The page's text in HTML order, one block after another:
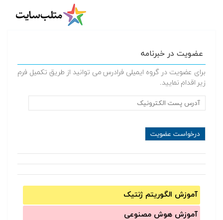
عضویت در خبرنامه
برای عضویت در گروه ایمیلی فرادرس می توانید از طریق تکمیل فرم
زیر اقدام نمایید.
آموزش الگوریتم ژنتیک
آموزش‌ هوش مصنوعی